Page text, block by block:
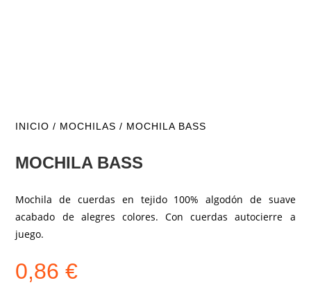
INICIO / MOCHILAS / MOCHILA BASS
MOCHILA BASS
Mochila de cuerdas en tejido 100% algodón de suave
acabado de alegres colores. Con cuerdas autocierre a
juego.
0,86€